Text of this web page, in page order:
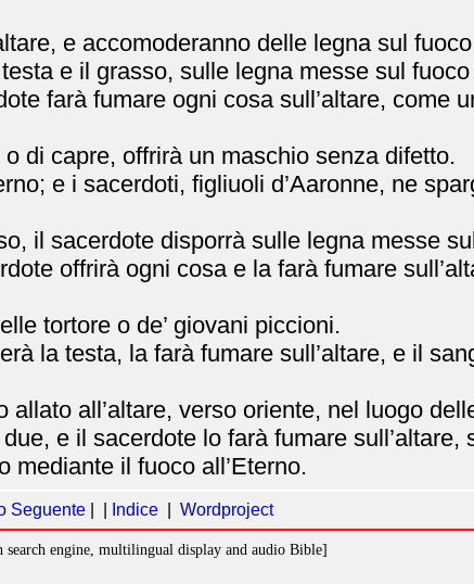
e accomoderanno delle legna sul
e il grasso, sulle legna messe sul fuoco
farà fumare ogni cosa sull’altare, come
di capre, offrirà un maschio senza difetto.
e i sacerdoti, figliuoli d’Aaronne, ne
il sacerdote disporrà sulle legna messe
offrirà ogni cosa e la farà fumare
tortore o de’ giovani piccioni.
la testa, la farà fumare sull’altare, e il
all’altare, verso oriente, nel luogo
e il sacerdote lo farà fumare sull’altare,
mediante il fuoco all’Eterno.
Seguente Indice Wordproject
engine, multilingual display and audio Bible]